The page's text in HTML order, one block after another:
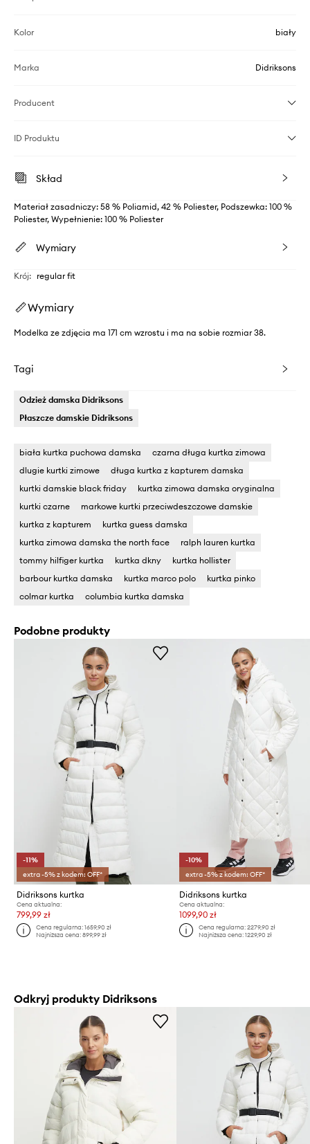
Kolor biały
Marka Didriksons
Producent
ID Produktu
Skład
Materiał zasadniczy: 58 % Poliamid, 42 % Poliester, Podszewka: 100 %
Poliester, Wypełnienie: 100 % Poliester
Wymiary
Krój: regular fit
Wymiary
Modelka ze zdjęcia ma 171 cm wzrostu i ma na sobie rozmiar 38.
Tagi
Odzież damska Didriksons
Płaszcze damskie Didriksons
biała kurtka puchowa damska
czarna długa kurtka zimowa
dlugie kurtki zimowe
długa kurtka z kapturem damska
kurtki damskie black friday
kurtka zimowa damska oryginalna
kurtki czarne
markowe kurtki przeciwdeszczowe damskie
kurtka z kapturem
kurtka guess damska
kurtka zimowa damska the north face
ralph lauren kurtka
tommy hilfiger kurtka
kurtka dkny
kurtka hollister
barbour kurtka damska
kurtka marco polo
kurtka pinko
colmar kurtka
columbia kurtka damska
Podobne produkty
-11%
extra -5% z kodem: OFF*
Didriksons kurtka
Cena aktualna:
799,99 zł
Cena regularna:1659,90 zł
Najniższa cena:899,99 zł
-10%
extra -5% z kodem: OFF*
Didriksons kurtka
Cena aktualna:
1099,90 zł
Cena regularna: 2279,90 zł
Najniższa cena: 1229,90 zł
Odkryj produkty Didriksons